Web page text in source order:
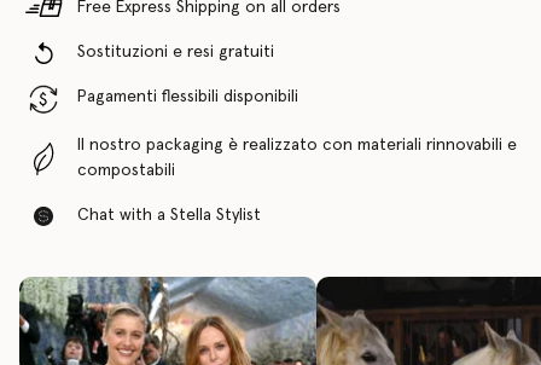
Free Express Shipping on all orders
Sostituzioni e resi gratuiti
Pagamenti flessibili disponibili
Il nostro packaging è realizzato con materiali rinnovabili e
compostabili
Chat with a Stella Stylist